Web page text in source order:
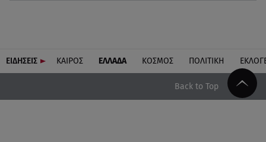
ΕΙΔΗΣΕΙΣ ΚΑΙΡΟΣ ΕΛΛΑΔΑ ΚΟΣΜΟΣ ΠΟΛΙΤΙΚΗ
Back to Top